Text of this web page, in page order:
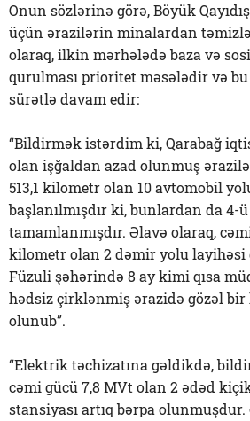
Onun sözlərinə görə, Böyük
üçün ərazilərin minalardan
olaraq, ilkin mərhələdə baza və
qurulması prioritet məsələdir və
sürətlə davam edir:
“Bildirmək istərdim ki, Qarabağ
olan işğaldan azad olunmuş
513,1 kilometr olan 10 avtomobil
başlanılmışdır ki, bunlardan da 4-ü
tamamlanmışdır. Əlavə olaraq,
kilometr olan 2 dəmir yolu layihəsi
Füzuli şəhərində 8 ay kimi qısa
hədsiz çirklənmiş ərazidə gözəl bir
olunub”.
“Elektrik təchizatına gəldikdə,
cəmi gücü 7,8 MVt olan 2 ədəd
stansiyası artıq bərpa